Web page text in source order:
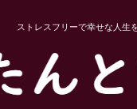
ストレスフリーで幸せな人生